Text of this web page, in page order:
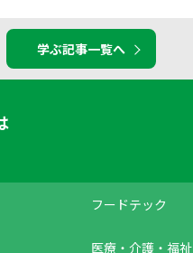
学ぶ記事一覧へ
フードテック
医療・介護・福祉